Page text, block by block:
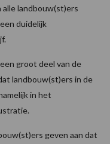
landbouw(st)ers
duidelijk
groot deel van de
landbouw(st)ers in de
in het
geven aan dat